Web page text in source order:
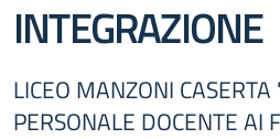
INTEGRAZIONE
LICEO MANZONI
PERSONALE DOCENTE AI